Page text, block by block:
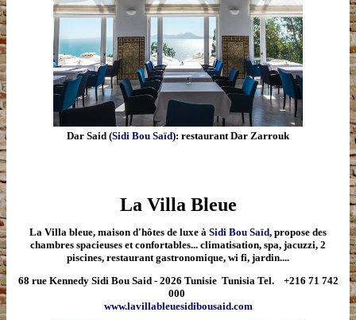
Dar Said (Sidi Bou Saïd): restaurant Dar Zarrouk
La Villa Bleue
La Villa bleue, maison d'hôtes de luxe à Sidi Bou Saïd, propose des
chambres spacieuses et confortables... climatisation, spa, jacuzzi, 2
piscines, restaurant gastronomique, wi fi, jardin....
68 rue Kennedy Sidi Bou Said - 2026 Tunisie Tunisia Tel. +216 71 742
000
www.lavillableuesidibousaid.com